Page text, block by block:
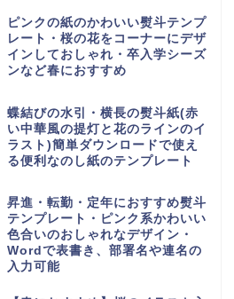
ピンクの紙のかわいい熨斗テンプ
レート・桜の花をコーナーにデザ
インしておしゃれ・卒入学シーズ
ンなど春におすすめ
蝶結びの水引・横長の熨斗紙(赤
い中華風の提灯と花のラインのイ
ラスト)簡単ダウンロードで使え
る便利なのし紙のテンプレート
昇進・転勤・定年におすすめ熨斗
テンプレート・ピンク系かわいい
色合いのおしゃれなデザイン・
Wordで表書き、部署名や連名の
入力可能